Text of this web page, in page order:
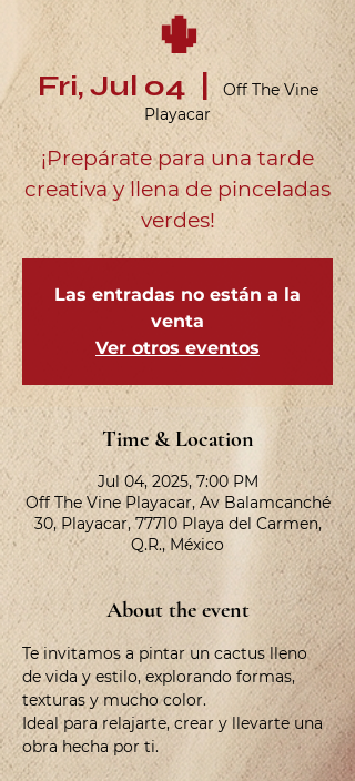
🌵
Fri, Jul 04
  |
Off The Vine
Playacar
¡Prepárate para una tarde
creativa y llena de pinceladas
verdes!
Las entradas no están a la
venta
Ver otros eventos
Time & Location
Jul 04, 2025, 7:00 PM
Off The Vine Playacar, Av Balamcanché
30, Playacar, 77710 Playa del Carmen,
Q.R., México
About the event
Te invitamos a pintar un cactus lleno
de vida y estilo, explorando formas,
texturas y mucho color.
Ideal para relajarte, crear y llevarte una
obra hecha por ti.